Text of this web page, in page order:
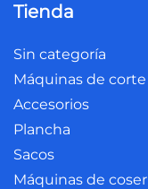
Tienda
Sin categoría
Máquinas de corte
Accesorios
Plancha
Sacos
Máquinas de coser